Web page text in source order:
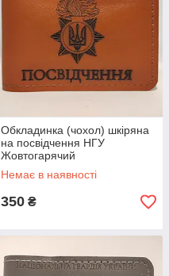
Обкладинка (чохол) шкіряна
на посвідчення НГУ
Жовтогарячий
Немає в наявності
350 ₴